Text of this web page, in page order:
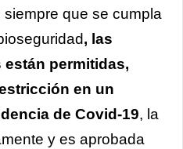
que se cumpla
, las
permitidas,
en un
de Covid-19, la
y es aprobada